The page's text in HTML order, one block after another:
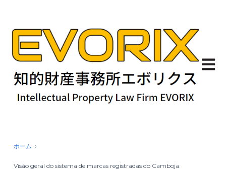
Abrir
ホーム
Visão geral do sistema de marcas registradas do Camboja